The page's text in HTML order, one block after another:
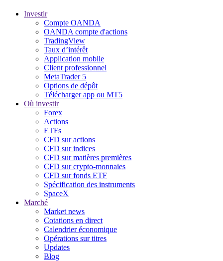
Investir
Compte OANDA
OANDA compte d'actions
TradingView
Taux d’intérêt
Application mobile
Client professionnel
MetaTrader 5
Options de dépôt
Télécharger app ou MT5
Où investir
Forex
Actions
ETFs
CFD sur actions
CFD sur indices
CFD sur matières premières
CFD sur crypto-monnaies
CFD sur fonds ETF
Spécification des instruments
SpaceX
Marché
Market news
Cotations en direct
Calendrier économique
Opérations sur titres
Updates
Blog